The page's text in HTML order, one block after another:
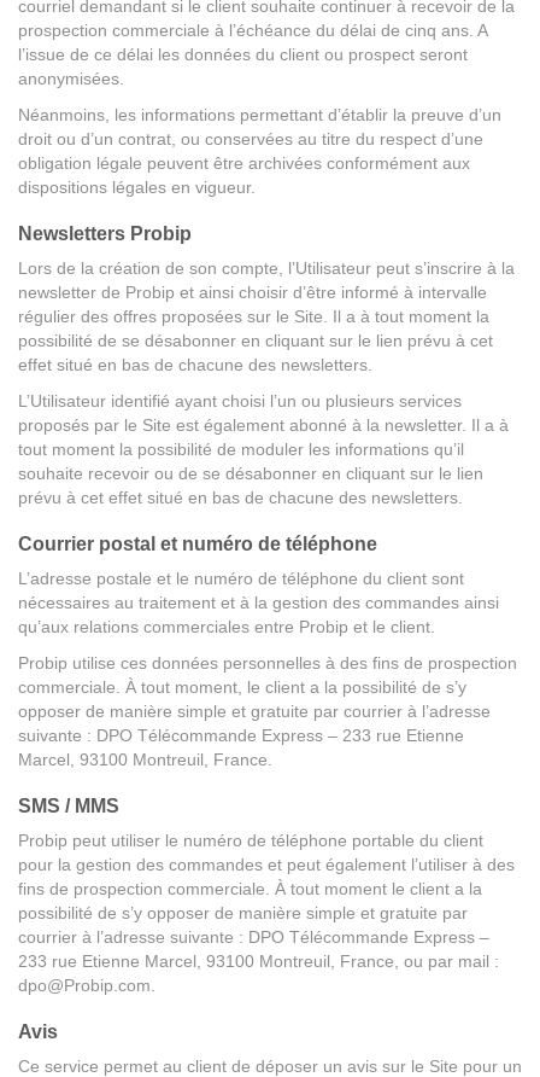
courriel demandant si le client souhaite continuer à recevoir de la
prospection commerciale à l’échéance du délai de cinq ans. A
l’issue de ce délai les données du client ou prospect seront
anonymisées.
Néanmoins, les informations permettant d’établir la preuve d’un
droit ou d’un contrat, ou conservées au titre du respect d’une
obligation légale peuvent être archivées conformément aux
dispositions légales en vigueur.
Newsletters Probip
Lors de la création de son compte, l’Utilisateur peut s’inscrire à la
newsletter de Probip et ainsi choisir d’être informé à intervalle
régulier des offres proposées sur le Site. Il a à tout moment la
possibilité de se désabonner en cliquant sur le lien prévu à cet
effet situé en bas de chacune des newsletters.
L’Utilisateur identifié ayant choisi l’un ou plusieurs services
proposés par le Site est également abonné à la newsletter. Il a à
tout moment la possibilité de moduler les informations qu’il
souhaite recevoir ou de se désabonner en cliquant sur le lien
prévu à cet effet situé en bas de chacune des newsletters.
Courrier postal et numéro de téléphone
L’adresse postale et le numéro de téléphone du client sont
nécessaires au traitement et à la gestion des commandes ainsi
qu’aux relations commerciales entre Probip et le client.
Probip utilise ces données personnelles à des fins de prospection
commerciale. À tout moment, le client a la possibilité de s’y
opposer de manière simple et gratuite par courrier à l’adresse
suivante : DPO Télécommande Express – 233 rue Etienne
Marcel, 93100 Montreuil, France.
SMS / MMS
Probip peut utiliser le numéro de téléphone portable du client
pour la gestion des commandes et peut également l’utiliser à des
fins de prospection commerciale. À tout moment le client a la
possibilité de s’y opposer de manière simple et gratuite par
courrier à l’adresse suivante : DPO Télécommande Express –
233 rue Etienne Marcel, 93100 Montreuil, France, ou par mail :
dpo@Probip.com.
Avis
Ce service permet au client de déposer un avis sur le Site pour un